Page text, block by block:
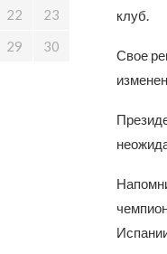
клуб.
Свое
22
23
29
30